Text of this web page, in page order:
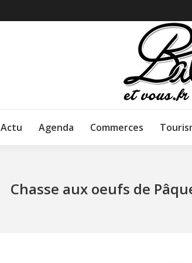
Actu Agenda Commerces
Chasse aux oeufs de